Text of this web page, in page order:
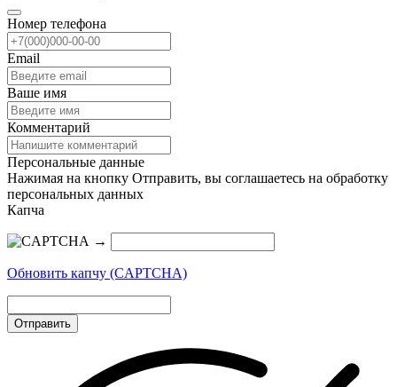
Номер телефона
Email
Ваше имя
Комментарий
Персональные данные
Нажимая на кнопку Отправить, вы соглашаетесь на обработку
персональных данных
Капча
→
Обновить капчу (CAPTCHA)
Отправить